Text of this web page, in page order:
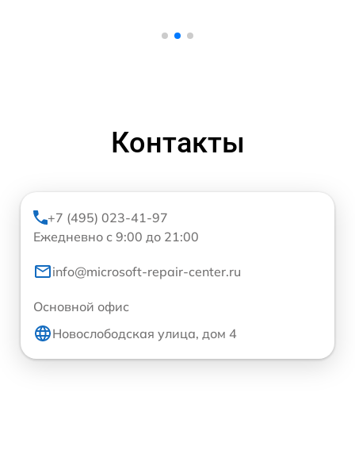
Контакты
+7 (495) 023-41-97
Ежедневно с 9:00 до 21:00
info@microsoft-repair-center.ru
Основной офис
Новослободская улица, дом 4